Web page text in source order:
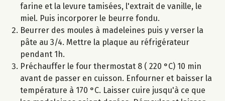
farine et la levure tamisées, l'extrait de vanille, le
miel. Puis incorporer le beurre fondu.
Beurrer des moules à madeleines puis y verser la
pâte au 3/4. Mettre la plaque au réfrigérateur
pendant 1h.
Préchauffer le four thermostat 8 ( 220 °C) 10 min
avant de passer en cuisson. Enfourner et baisser la
température à 170 °C. Laisser cuire jusqu'à ce que